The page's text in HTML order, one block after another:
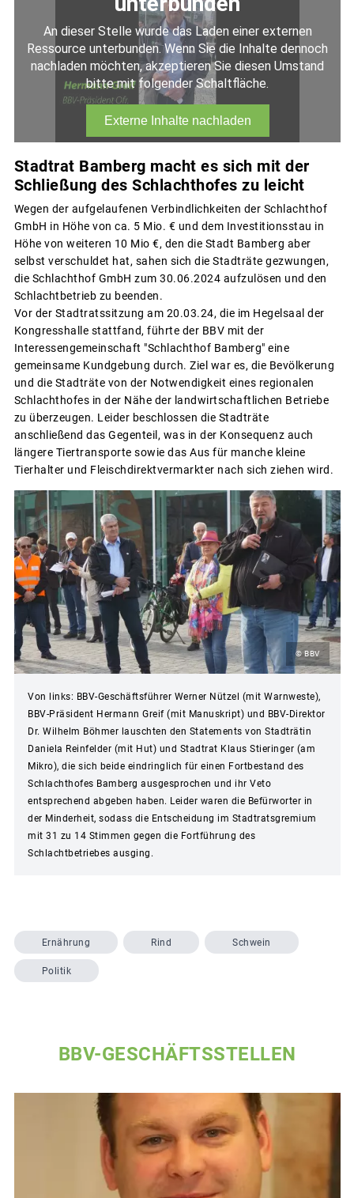
Stadtrat Bamberg macht es sich mit der
Schließung des Schlachthofes zu leicht
Wegen der aufgelaufenen Verbindlichkeiten der Schlachthof
GmbH in Höhe von ca. 5 Mio. € und dem Investitionsstau in
Höhe von weiteren 10 Mio €, den die Stadt Bamberg aber
selbst verschuldet hat, sahen sich die Stadträte gezwungen,
die Schlachthof GmbH zum 30.06.2024 aufzulösen und den
Schlachtbetrieb zu beenden.
Vor der Stadtratssitzung am 20.03.24, die im Hegelsaal der
Kongresshalle stattfand, führte der BBV mit der
Interessengemeinschaft "Schlachthof Bamberg" eine
gemeinsame Kundgebung durch. Ziel war es, die Bevölkerung
und die Stadträte von der Notwendigkeit eines regionalen
Schlachthofes in der Nähe der landwirtschaftlichen Betriebe
zu überzeugen. Leider beschlossen die Stadträte
anschließend das Gegenteil, was in der Konsequenz auch
längere Tiertransporte sowie das Aus für manche kleine
Tierhalter und Fleischdirektvermarkter nach sich ziehen wird.
© BBV
Von links: BBV-Geschäftsführer Werner Nützel (mit Warnweste),
BBV-Präsident Hermann Greif (mit Manuskript) und BBV-Direktor
Dr. Wilhelm Böhmer lauschten den Statements von Stadträtin
Daniela Reinfelder (mit Hut) und Stadtrat Klaus Stieringer (am
Mikro), die sich beide eindringlich für einen Fortbestand des
Schlachthofes Bamberg ausgesprochen und ihr Veto
entsprechend abgeben haben. Leider waren die Befürworter in
der Minderheit, sodass die Entscheidung im Stadtratsgremium
mit 31 zu 14 Stimmen gegen die Fortführung des
Schlachtbetriebes ausging.
Ernährung Rind Schwein
Politik
BBV-GESCHÄFTSSTELLEN